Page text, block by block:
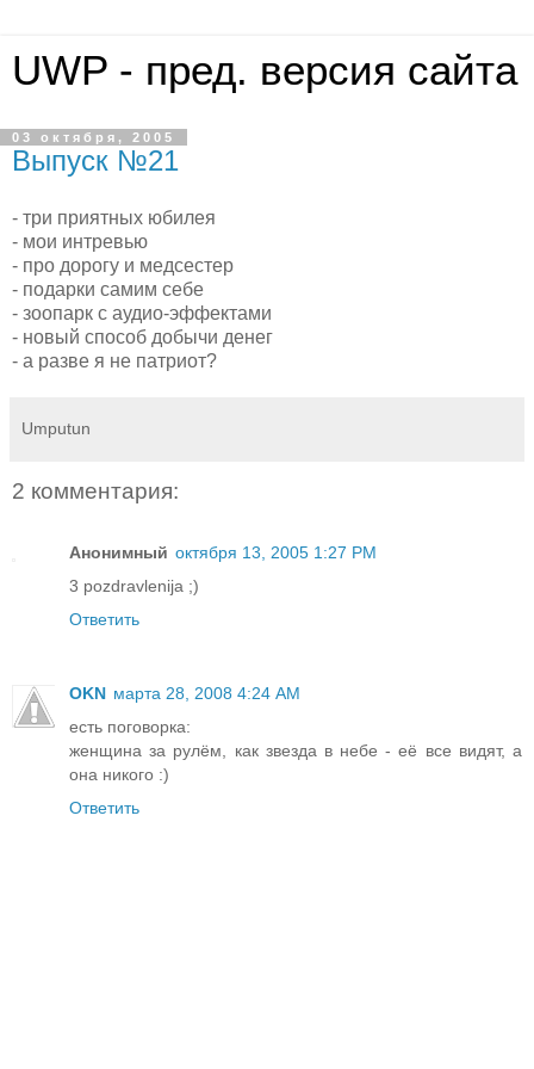
UWP - пред. версия сайта
03 октября, 2005
Выпуск №21
- три приятных юбилея
- мои интревью
- про дорогу и медсестер
- подарки самим себе
- зоопарк с аудио-эффектами
- новый способ добычи денег
- а разве я не патриот?
Umputun
2 комментария:
Анонимный октября 13, 2005 1:27 PM
3 pozdravlenija ;)
Ответить
OKN марта 28, 2008 4:24 AM
есть поговорка:
женщина за рулём, как звезда в небе - её все видят, а
она никого :)
Ответить